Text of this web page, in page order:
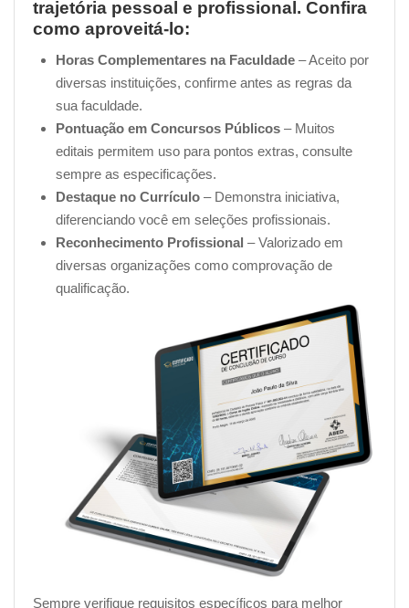
trajetória pessoal e profissional. Confira
como aproveitá-lo:
Horas Complementares na Faculdade – Aceito por
diversas instituições, confirme antes as regras da
sua faculdade.
Pontuação em Concursos Públicos – Muitos
editais permitem uso para pontos extras, consulte
sempre as especificações.
Destaque no Currículo – Demonstra iniciativa,
diferenciando você em seleções profissionais.
Reconhecimento Profissional – Valorizado em
diversas organizações como comprovação de
qualificação.
Sempre verifique requisitos específicos para melhor